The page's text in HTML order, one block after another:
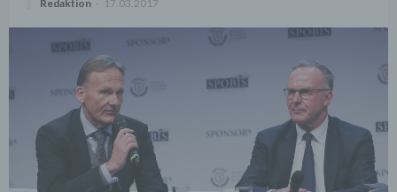
Redaktion 17.03.2017